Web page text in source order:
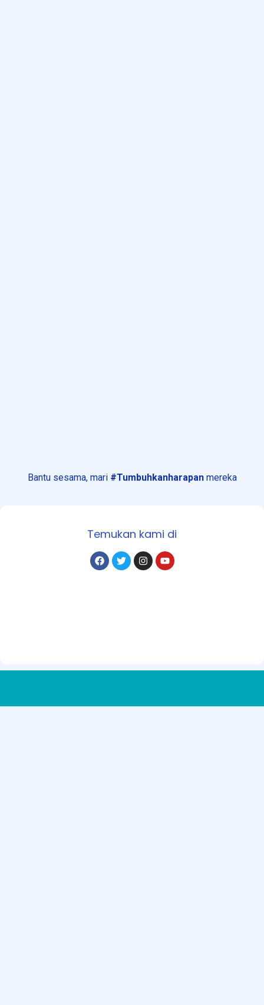
Bantu sesama, mari #Tumbuhkanharapanmereka
Temukan kami di